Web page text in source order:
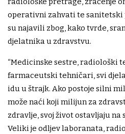
operativni zahvati te sanitetski
su najavili zbog, kako tvrde,
djelatnika u zdravstvu.
“Medicinske sestre, radiološki
farmaceutski tehničari, svi
idu u štrajk. Ako postoje silni
može naći koji milijun za
zdravlje, svoj život ostavljaju
Veliki je odljev laboranata,